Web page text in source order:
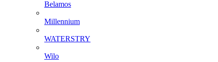
Belamos
Millennium
WATERSTRY
Wilo